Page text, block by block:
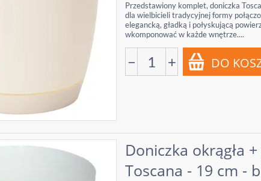
Przedstawiony komplet, doniczka
dla wielbicieli tradycyjnej formy
elegancką, gładką i połyskującą
wkomponować w każde wnętrze....
− +
Doniczka okrągła
Toscana - 19 cm -